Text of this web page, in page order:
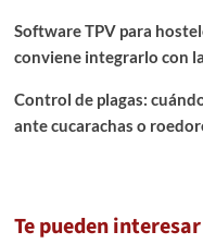
Software TPV para
conviene integrarlo con
Control de plagas:
ante cucarachas o
Te pueden interesar